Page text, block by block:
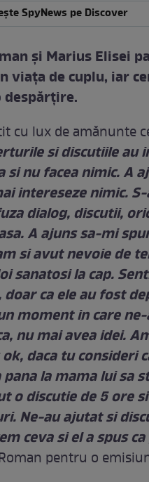
SpyNews pe Discover
şi Marius Elisei
viaţa de cuplu, iar
despărţire.
cu lux de amănunte
si discutiile au
nu facea nimic. A
intereseze nimic.
dialog, discutii,
A ajuns sa-mi
si avut nevoie de
sanatosi la cap.
ca ele au fost
moment in care
nu mai avea idei.
daca tu consideri
la mama lui sa
o discutie de 5 ore
Ne-au ajutat si
ceva si el a spus ca
pentru o